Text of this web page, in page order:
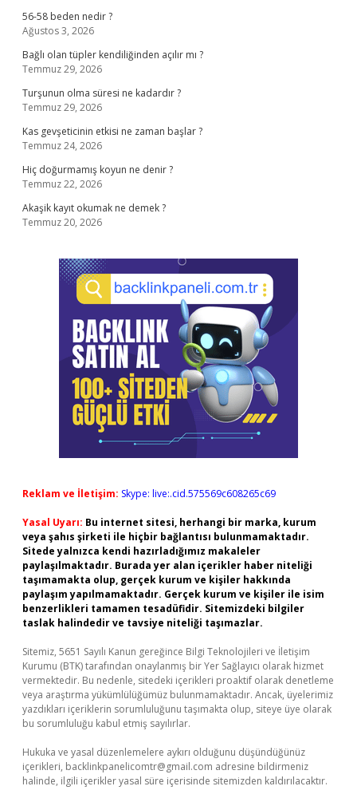
56-58 beden nedir ?
Ağustos 3, 2026
Bağlı olan tüpler kendiliğinden açılır mı ?
Temmuz 29, 2026
Turşunun olma süresi ne kadardır ?
Temmuz 29, 2026
Kas gevşeticinin etkisi ne zaman başlar ?
Temmuz 24, 2026
Hiç doğurmamış koyun ne denir ?
Temmuz 22, 2026
Akaşik kayıt okumak ne demek ?
Temmuz 20, 2026
Reklam ve İletişim: Skype: live:.cid.575569c608265c69
Yasal Uyarı: Bu internet sitesi, herhangi bir marka, kurum
veya şahıs şirketi ile hiçbir bağlantısı bulunmamaktadır.
Sitede yalnızca kendi hazırladığımız makaleler
paylaşılmaktadır. Burada yer alan içerikler haber niteliği
taşımamakta olup, gerçek kurum ve kişiler hakkında
paylaşım yapılmamaktadır. Gerçek kurum ve kişiler ile isim
benzerlikleri tamamen tesadüfidir. Sitemizdeki bilgiler
taslak halindedir ve tavsiye niteliği taşımazlar.
Sitemiz, 5651 Sayılı Kanun gereğince Bilgi Teknolojileri ve İletişim
Kurumu (BTK) tarafından onaylanmış bir Yer Sağlayıcı olarak hizmet
vermektedir. Bu nedenle, sitedeki içerikleri proaktif olarak denetleme
veya araştırma yükümlülüğümüz bulunmamaktadır. Ancak, üyelerimiz
yazdıkları içeriklerin sorumluluğunu taşımakta olup, siteye üye olarak
bu sorumluluğu kabul etmiş sayılırlar.
Hukuka ve yasal düzenlemelere aykırı olduğunu düşündüğünüz
içerikleri, backlinkpanelicomtr@gmail.com adresine bildirmeniz
halinde, ilgili içerikler yasal süre içerisinde sitemizden kaldırılacaktır.